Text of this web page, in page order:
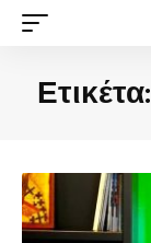
Ετικέτα: